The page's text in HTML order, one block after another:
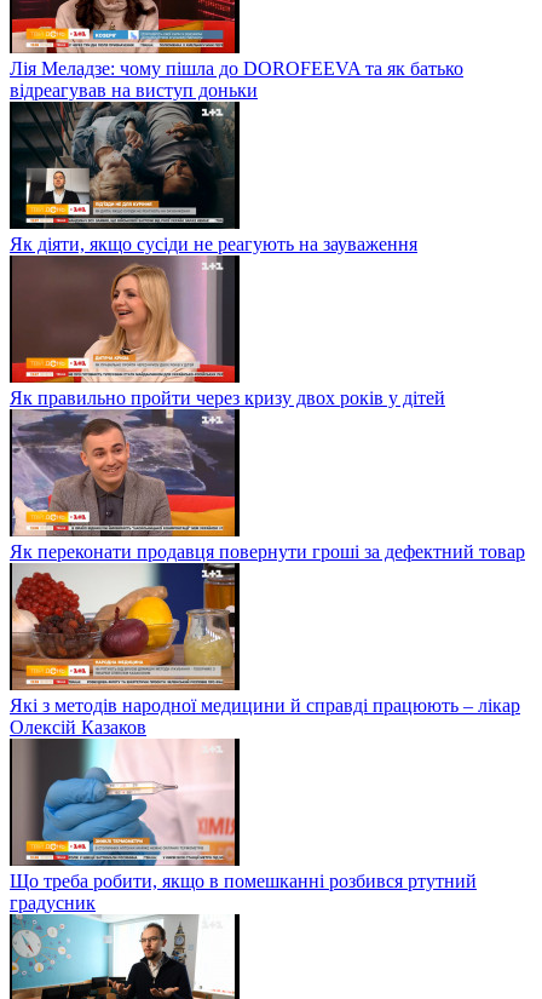
Лія Меладзе: чому пішла до DOROFEEVA та як батько
відреагував на виступ доньки
Як діяти, якщо сусіди не реагують на зауваження
Як правильно пройти через кризу двох років у дітей
Як переконати продавця повернути гроші за дефектний товар
Які з методів народної медицини й справді працюють – лікар
Олексій Казаков
Що треба робити, якщо в помешканні розбився ртутний
градусник